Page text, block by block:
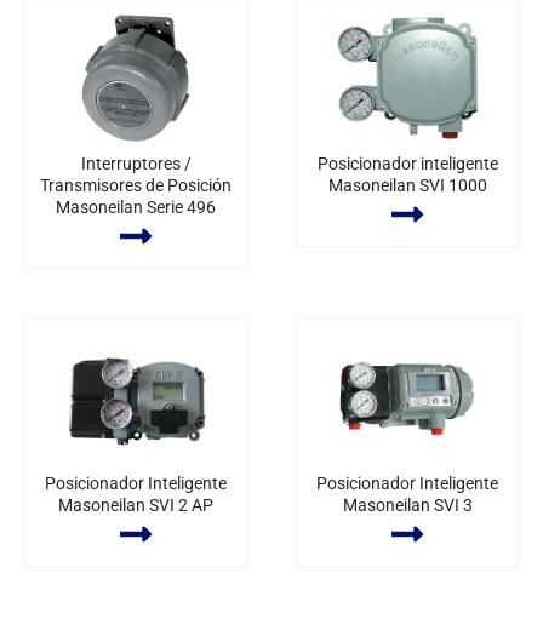
Interruptores /
Transmisores de Posición
Masoneilan Serie 496
Posicionador inteligente
Masoneilan SVI 1000
Posicionador Inteligente
Masoneilan SVI 2 AP
Posicionador Inteligente
Masoneilan SVI 3